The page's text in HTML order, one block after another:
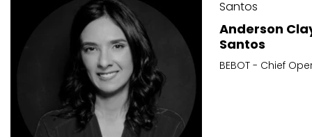
Anderson
Santos
BEBOT - Chief